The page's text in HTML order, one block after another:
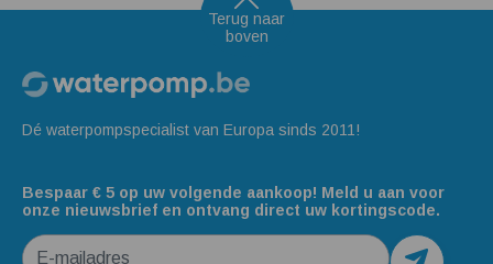
Terug naar
boven
Dé waterpompspecialist van Europa sinds 2011!
Bespaar € 5 op uw volgende aankoop! Meld u aan voor
onze nieuwsbrief en ontvang direct uw kortingscode.
E-mailadres